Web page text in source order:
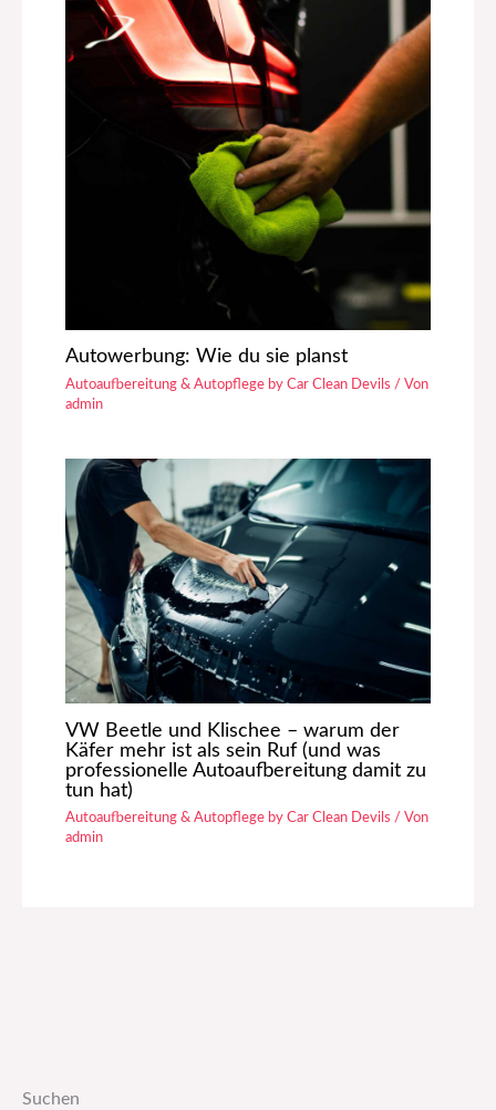
Autowerbung: Wie du sie planst
Autoaufbereitung & Autopflege by Car Clean Devils / Von
admin
VW Beetle und Klischee – warum der
Käfer mehr ist als sein Ruf (und was
professionelle Autoaufbereitung damit zu
tun hat)
Autoaufbereitung & Autopflege by Car Clean Devils / Von
admin
Suchen